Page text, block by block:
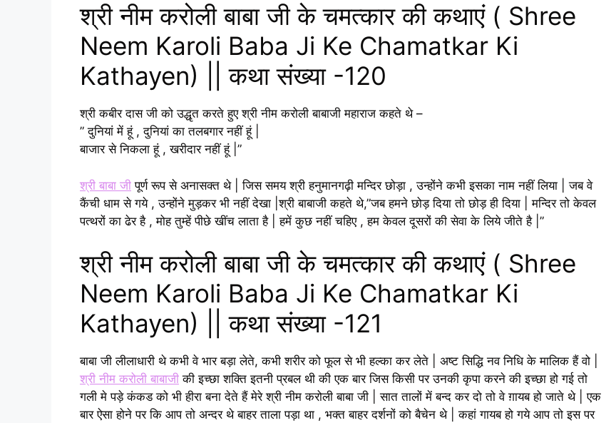
श्री नीम करोली बाबा जी के चमत्कार की कथाएं ( Shree
Neem Karoli Baba Ji Ke Chamatkar Ki
Kathayen) || कथा संख्या -120
श्री कबीर दास जी को उद्धृत करते हुए श्री नीम करोली बाबाजी महाराज कहते थे –
” दुनियां में हूं , दुनियां का तलबगार नहीं हूं |
बाजार से निकला हूं , खरीदार नहीं हूं |”
श्री बाबा जी पूर्ण रूप से अनासक्त थे | जिस समय श्री हनुमानगढ़ी मन्दिर छोड़ा , उन्होंने कभी इसका नाम नहीं लिया | जब वे
कैंची धाम से गये , उन्होंने मुड़कर भी नहीं देखा |श्री बाबाजी कहते थे,”जब हमने छोड़ दिया तो छोड़ ही दिया | मन्दिर तो केवल
पत्थरों का ढेर है , मोह तुम्हें पीछे खींच लाता है | हमें कुछ नहीं चहिए , हम केवल दूसरों की सेवा के लिये जीते है |”
श्री नीम करोली बाबा जी के चमत्कार की कथाएं ( Shree
Neem Karoli Baba Ji Ke Chamatkar Ki
Kathayen) || कथा संख्या -121
बाबा जी लीलाधारी थे कभी वे भार बड़ा लेते, कभी शरीर को फूल से भी हल्का कर लेते | अष्ट सिद्धि नव निधि के मालिक हैं वो |
श्री नीम करोली बाबाजी की इच्छा शक्ति इतनी प्रबल थी की एक बार जिस किसी पर उनकी कृपा करने की इच्छा हो गई तो
गली मे पड़े कंकड को भी हीरा बना देते हैं मेरे श्री नीम करोली बाबा जी | सात तालों में बन्द कर दो तो वे ग़ायब हो जाते थे | एक
बार ऐसा होने पर कि आप तो अन्दर थे बाहर ताला पड़ा था , भक्त बाहर दर्शनों को बैचेन थे | कहां गायब हो गये आप तो इस पर